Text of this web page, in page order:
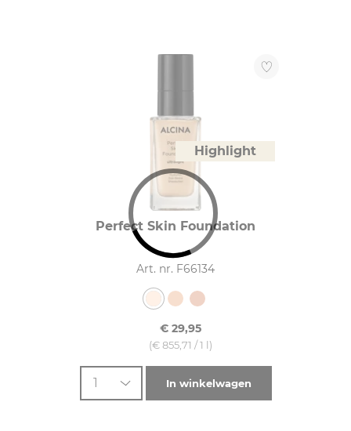
Highlight
Perfect Skin Foundation
Art. nr. F66134
€ 29,95
(€ 855,71 / 1 l)
1 In winkelwagen